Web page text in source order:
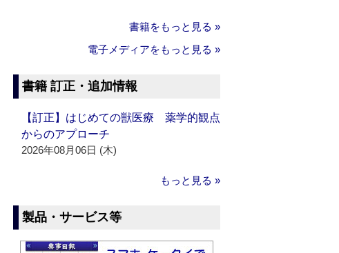
書籍をもっと見る »
電子メディアをもっと見る »
書籍 訂正・追加情報
【訂正】はじめての獣医療 薬学的観点
からのアプローチ
2026年08月06日 (木)
もっと見る »
製品・サービス等